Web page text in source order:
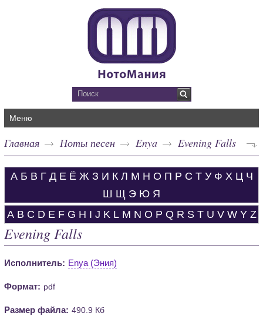
Меню
Главная Ноты песен Enya Evening Falls
А Б В Г Д Е Ё Ж З И К Л М Н О П Р С Т У Ф Х Ц Ч
Ш Щ Э Ю Я
A B C D E F G H I J K L M N O P Q R S T U V W Y Z
Evening Falls
Исполнитель: Enya (Эния)
Формат: pdf
Размер файла: 490.9 Кб